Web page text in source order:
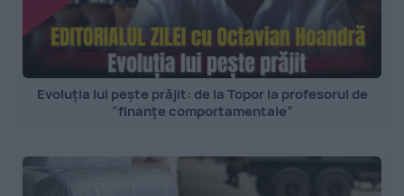
Evoluția lui pește prăjit: de la Topor la profesorul de
”finanțe comportamentale”